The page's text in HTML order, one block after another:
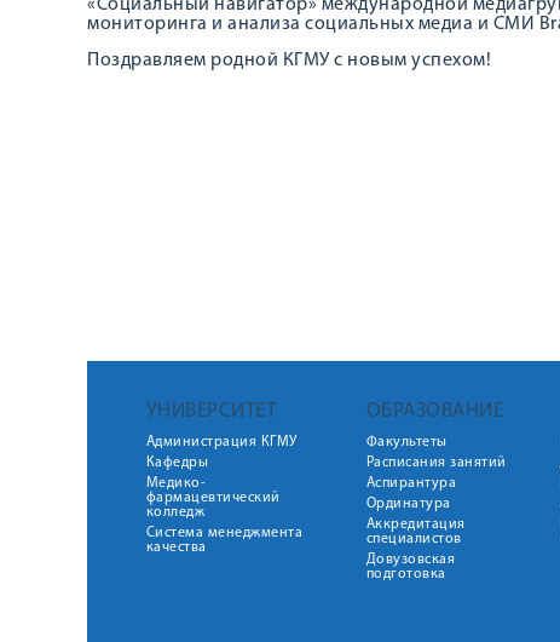
«Социальный навигатор» международной
мониторинга и анализа социальных медиа и СМИ
Поздравляем родной КГМУ с новым успехом!
УНИВЕРСИТЕТ
Администрация КГМУ
Кафедры
Медико-
фармацевтический
колледж
Система менеджмента
качества
ОБРАЗОВАНИЕ
Факультеты
Расписания занятий
Аспирантура
Ординатура
Аккредитация
специалистов
Довузовская
подготовка